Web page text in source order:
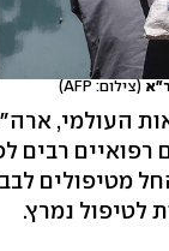
(צילום: AFP)
העולמי,
רפואיים רבים
מטיפולים
לטיפול נמרץ.